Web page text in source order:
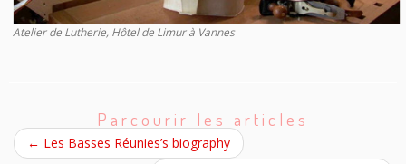
Atelier de Lutherie, Hôtel de Limur à Vannes
Parcourir les articles
← Les Basses Réunies’s biography